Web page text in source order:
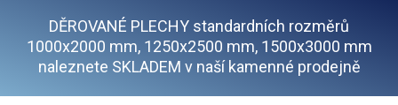
DĚROVANÉ PLECHY standardních rozměrů
1000x2000 mm, 1250x2500 mm, 1500x3000 mm
naleznete SKLADEM v naší kamenné prodejně